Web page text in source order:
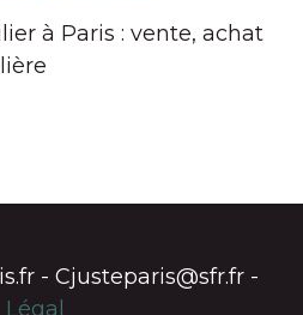
à Paris : vente, achat
- Cjusteparis@sfr.fr -
Légal